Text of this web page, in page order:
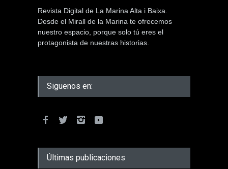
Revista Digital de La Marina Alta i Baixa.
Desde el Mirall de la Marina te ofrecemos
nuestro espacio, porque solo tú eres el
protagonista de nuestras historias.
Siguenos en:
Últimas publicaciones